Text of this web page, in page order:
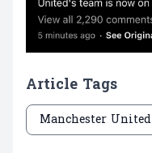
Article Tags
Manchester United